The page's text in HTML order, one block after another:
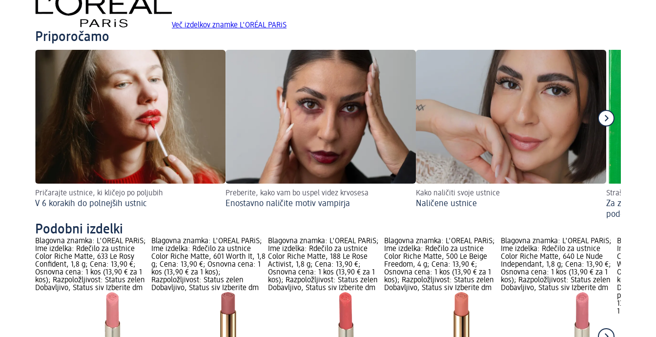
Več izdelkov znamke L'ORÉAL PARiS
Priporočamo
Pričarajte ustnice, ki kličejo po poljubih
V 6 korakih do polnejših ustnic
Preberite, kako vam bo uspel videz krvosesa
Enostavno naličite motiv vampirja
Kako naličiti svoje ustnice
Naličene ustnice
Strašljiva
Za zabavo
podobi
Podobni izdelki
Blagovna znamka: L'ORÉAL PARiS;
Ime izdelka: Rdečilo za ustnice
Color Riche Matte, 633 Le Rosy
Confident, 1,8 g; Cena: 13,90 €;
Osnovna cena: 1 kos (13,90 € za 1
kos); Razpoložljivost: Status zelen
Dobavljivo, Status siv Izberite dm
Blagovna znamka: L'ORÉAL PARiS;
Ime izdelka: Rdečilo za ustnice
Color Riche Matte, 601 Worth It, 1,8
g; Cena: 13,90 €; Osnovna cena: 1
kos (13,90 € za 1 kos);
Razpoložljivost: Status zelen
Dobavljivo, Status siv Izberite dm
Blagovna znamka: L'ORÉAL PARiS;
Ime izdelka: Rdečilo za ustnice
Color Riche Matte, 188 Le Rose
Activist, 1,8 g; Cena: 13,90 €;
Osnovna cena: 1 kos (13,90 € za 1
kos); Razpoložljivost: Status zelen
Dobavljivo, Status siv Izberite dm
Blagovna znamka: L'ORÉAL PARiS;
Ime izdelka: Rdečilo za ustnice
Color Riche Matte, 500 Le Beige
Freedom, 4 g; Cena: 13,90 €;
Osnovna cena: 1 kos (13,90 € za 1
kos); Razpoložljivost: Status zelen
Dobavljivo, Status siv Izberite dm
Blagovna znamka: L'ORÉAL PARiS;
Ime izdelka: Rdečilo za ustnice
Color Riche Matte, 640 Le Nude
Independant, 1,8 g; Cena: 13,90 €;
Osnovna cena: 1 kos (13,90 € za 1
kos); Razpoložljivost: Status zelen
Dobavljivo, Status siv Izberite dm
Blagovna
Ime
Color Riche
Worth It, 4
Osnovna
kos);
Dobavljivo,
prodajalno
13,90 €
1 kos (13,90